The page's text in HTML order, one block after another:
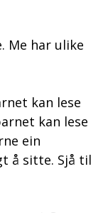
Me har ulike
kan lese
kan lese
ein
å sitte. Sjå til